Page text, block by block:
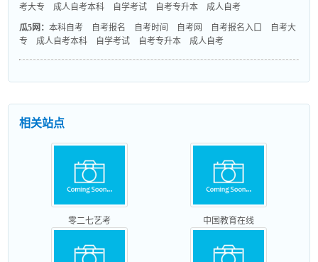
考大专
成人自考本科 自学考试 自考专升本 成人自考
瓜5网：本科自考 自考报名 自考时间 自考网 自考报名入口
自考大
专
成人自考本科 自学考试 自考专升本 成人自考
相关站点
零二七艺考 中国教育在线